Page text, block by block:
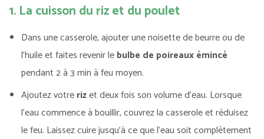
1. La cuisson du riz et du poulet
Dans une casserole, ajouter une noisette de beurre ou de
l’huile et faites revenir lebulbe de poireaux émincé
pendant 2 à 3 min à feu moyen.
Ajoutez votrerizet deux fois son volume d’eau. Lorsque
l’eau commence à bouillir, couvrez la casserole et réduisez
le feu. Laissez cuire jusqu’à ce que l’eau soit complètement